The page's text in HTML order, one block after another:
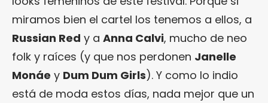
miramos bien el cartel los tenemos a ellos, a
Russian Red y a Anna Calvi, mucho de neo
folk y raíces (y que nos perdonen Janelle
Monáe y Dum Dum Girls). Y como lo indio
está de moda estos días, nada mejor que un